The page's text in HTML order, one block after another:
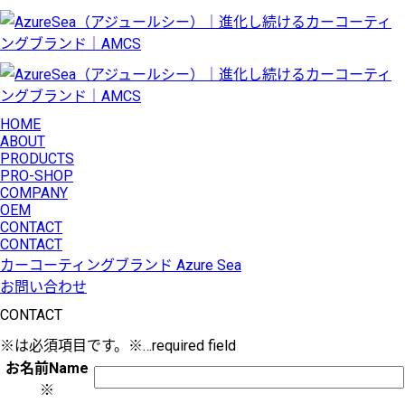
HOME
ABOUT
PRODUCTS
PRO-SHOP
COMPANY
OEM
CONTACT
CONTACT
カーコーティングブランド Azure Sea
お問い合わせ
CONTACT
※は必須項目です。 ※…required field
お名前Name
※